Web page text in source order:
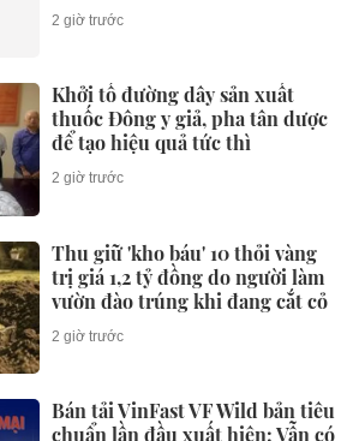
2 giờ trước
Khởi tố đường dây sản xuất
thuốc Đông y giả, pha tân dược
để tạo hiệu quả tức thì
2 giờ trước
Thu giữ 'kho báu' 10 thỏi vàng
trị giá 1,2 tỷ đồng do người làm
vườn đào trúng khi đang cắt cỏ
2 giờ trước
Bán tải VinFast VF Wild bản tiêu
chuẩn lần đầu xuất hiện: Vẫn có